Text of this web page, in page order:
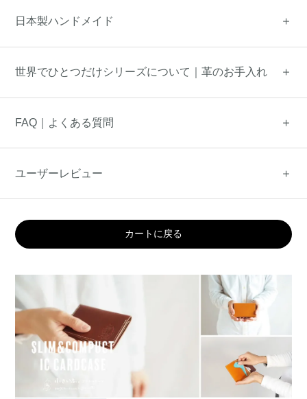
日本製ハンドメイド
世界でひとつだけシリーズについて｜革のお手入れ
FAQ｜よくある質問
ユーザーレビュー
カートに戻る